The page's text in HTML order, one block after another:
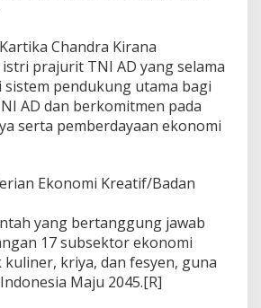
Chandra Kirana
prajurit TNI AD yang selama
sistem pendukung utama bagi
AD dan berkomitmen pada
serta pemberdayaan ekonomi
Ekonomi Kreatif/Badan
yang bertanggung jawab
17 subsektor ekonomi
kriya, dan fesyen, guna
Maju 2045.[R]